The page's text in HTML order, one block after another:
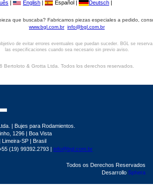
| English | Español | Deutsch |
que buscaba? Fabricamos piezas especiales a pedido,
www.bgl.com.br info@bgl.com.br
de evitar errores eventuales que puedan suceder. BGL se
las especificaciones cuando sea necesario sin previo aviso.
Bertoloto & Grotta Ltda. Todos los derechos reservados.
| Bujes para Rodamientos.
1296 | Boa Vista
Limeira-SP | Brasil
(19) 99392.2793 | info@bgl.com.br
Todos os Derechos Reservados
Desarrollo Sphera